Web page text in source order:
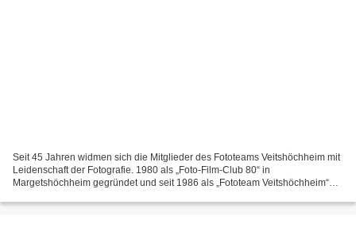
Seit 45 Jahren widmen sich die Mitglieder des Fototeams Veitshöchheim mit
Leidenschaft der Fotografie. 1980 als „Foto-Film-Club 80“ in
Margetshöchheim gegründet und seit 1986 als „Fototeam Veitshöchheim“